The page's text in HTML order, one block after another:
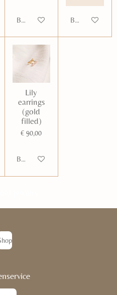
Bekijk details Bekijk details
Lily
earrings
(gold
filled)
€ 90,00
Bekijk details